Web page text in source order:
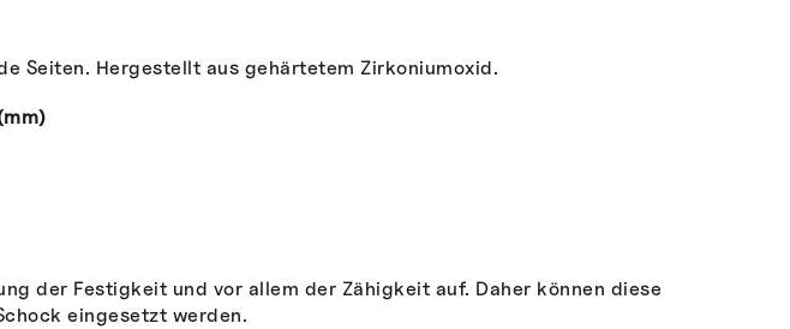
Seiten. Hergestellt aus gehärtetem Zirkoniumoxid.
der Festigkeit und vor allem der Zähigkeit auf. Daher können diese
eingesetzt werden.